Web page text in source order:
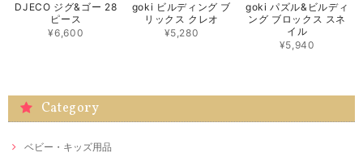
DJECO ジグ&ゴー 28
ピース
¥6,600
goki ビルディング ブ
リックス クレオ
¥5,280
goki パズル&ビルディ
ング ブロックス スネ
イル
¥5,940
Category
ベビー・キッズ用品